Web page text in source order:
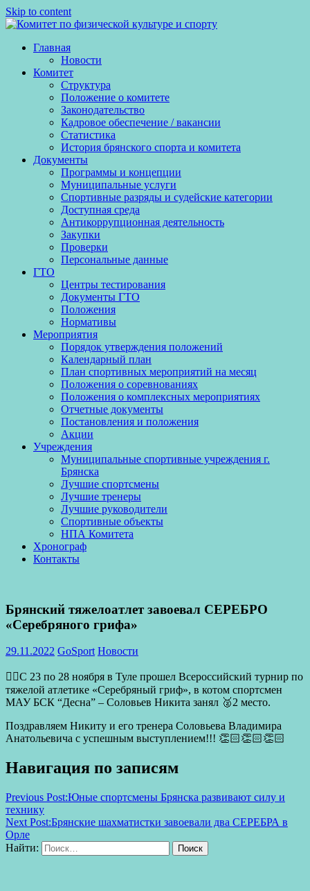
Skip to content
Главная
Новости
Комитет
Структура
Положение о комитете
Законодательство
Кадровое обеспечение / вакансии
Статистика
История брянского спорта и комитета
Документы
Программы и концепции
Муниципальные услуги
Спортивные разряды и судейские категории
Доступная среда
Антикоррупционная деятельность
Закупки
Проверки
Персональные данные
ГТО
Центры тестирования
Документы ГТО
Положения
Нормативы
Мероприятия
Порядок утверждения положений
Календарный план
План спортивных мероприятий на месяц
Положения о соревнованиях
Положения о комплексных мероприятиях
Отчетные документы
Постановления и положения
Акции
Учреждения
Муниципальные спортивные учреждения г.
Брянска
Лучшие спортсмены
Лучшие тренеры
Лучшие руководители
Спортивные объекты
НПА Комитета
Хронограф
Контакты
Брянский тяжелоатлет завоевал СЕРЕБРО
«Серебряного грифа»
29.11.2022 GoSport Новости
🏋️‍♀️С 23 по 28 ноября в Туле прошел Всероссийский турнир по
тяжелой атлетике «Серебряный гриф», в котом спортсмен
МАУ БСК “Десна” – Соловьев Никита занял 🥈2 место.
Поздравляем Никиту и его тренера Соловьева Владимира
Анатольевича с успешным выступлением!!! 👏🏻👏🏻👏🏻
Навигация по записям
Previous Post:Юные спортсмены Брянска развивают силу и
технику
Next Post:Брянские шахматистки завоевали два СЕРЕБРА в
Орле
Найти:
Поиск